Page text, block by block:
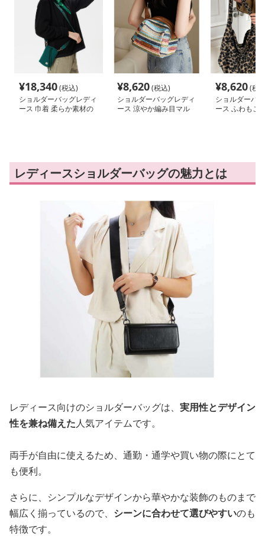
¥18,340(税込)
ショルダーバッグレディ
ース 巾着 柔らか素材の
¥8,620(税込)
ショルダーバッグレディ
ース 涼やか編み目マル
¥8,620(税
ショルダーバ
ース ふわもこ
レディースショルダーバッグの魅力とは
レディース向けのショルダーバッグは、 実用性とデザイン
性を兼ね備えた人気アイテムです。
両手が自由に使えるため、通勤・通学や買い物の際にとて
も便利。
さらに、シンプルなデザインから華やかな装飾のものまで
幅広く揃っているので、 シーンに合わせて選びやすいのも
特徴です。